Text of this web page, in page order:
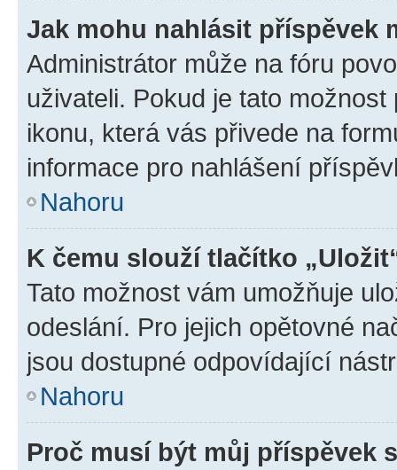
Jak mohu nahlásit příspěvek
Administrátor může na fóru
uživateli. Pokud je tato
ikonu, která vás přivede na
informace pro nahlášení
Nahoru
K čemu slouží tlačítko
Tato možnost vám umožňuje
odeslání. Pro jejich opětovné
jsou dostupné odpovídající
Nahoru
Proč musí být můj příspěvek